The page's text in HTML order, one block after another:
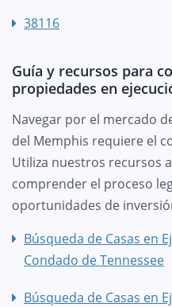
38116
Guía y recursos para
propiedades en
Navegar por el mercado
del Memphis requiere el
Utiliza nuestros recursos
comprender el proceso
oportunidades de
Búsqueda de Casas en
Condado de Tennessee
Búsqueda de Casas en